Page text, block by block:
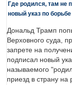
Где родился, там не
новый указ по
Дональд Трамп
Верховного суда,
запрете на
подписал новый
называемого
приезд в страну